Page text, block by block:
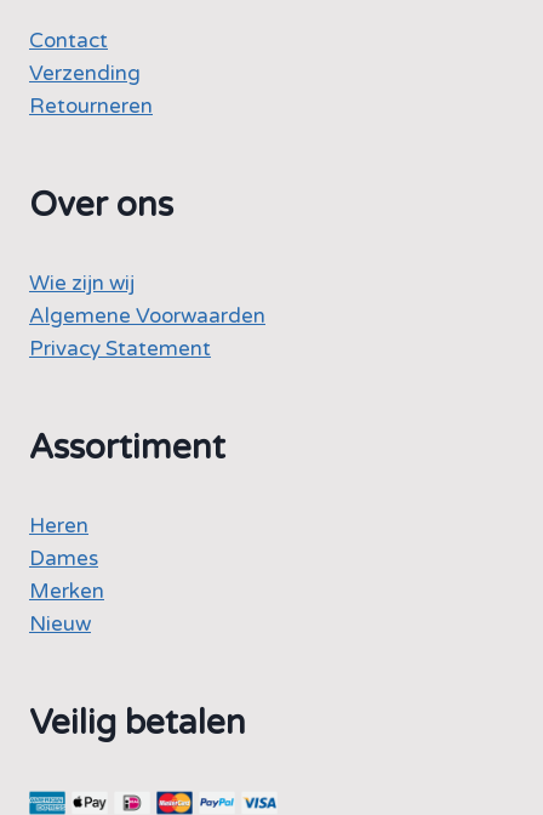
Contact
Verzending
Retourneren
Over ons
Wie zijn wij
Algemene Voorwaarden
Privacy Statement
Assortiment
Heren
Dames
Merken
Nieuw
Veilig betalen